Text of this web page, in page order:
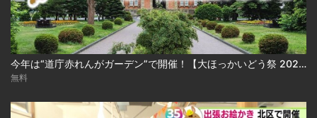
今年は“道庁赤れんがガーデン”で開催！【大ほっかいどう祭 2026】
無料